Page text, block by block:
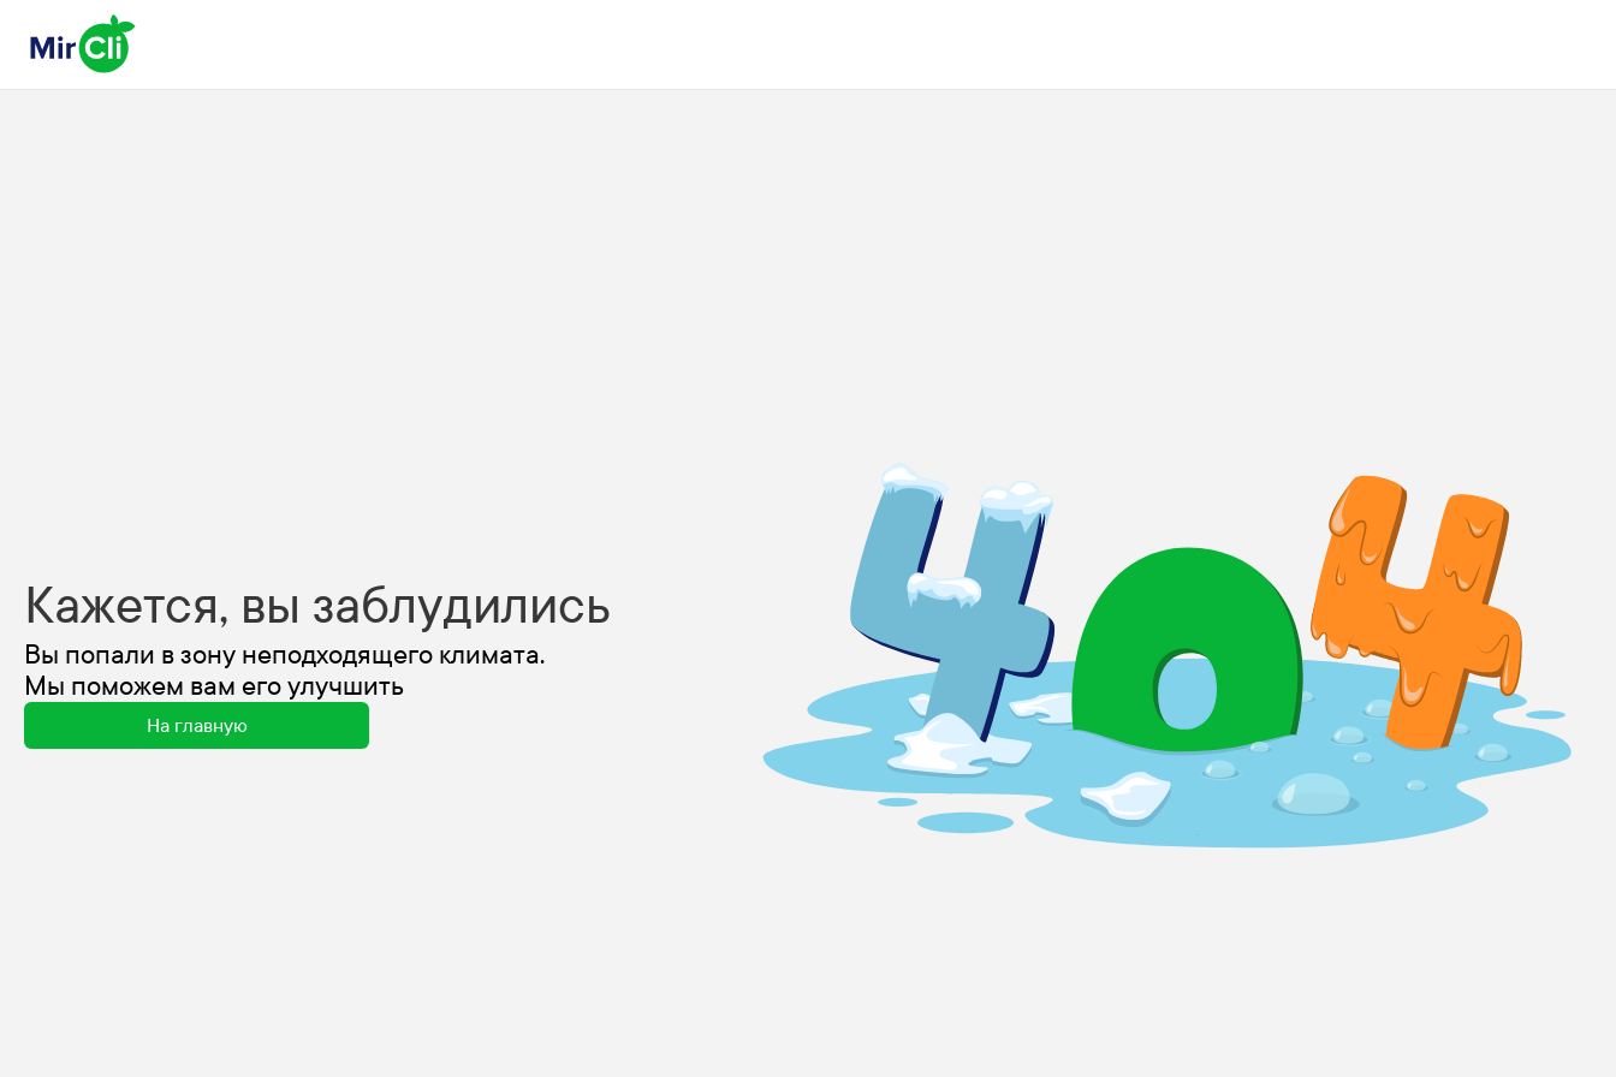
Кажется, вы заблудились
Вы попали в зону неподходящего климата.
Мы поможем вам его улучшить
На главную